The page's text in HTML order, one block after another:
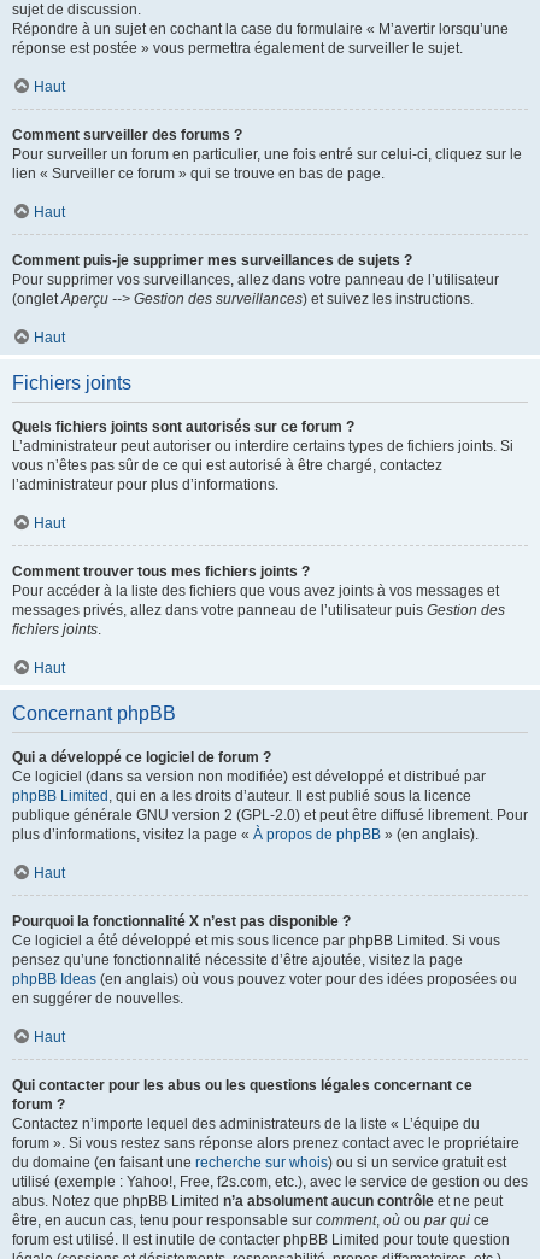
sujet de discussion.
Répondre à un sujet en cochant la case du formulaire « M’avertir lorsqu’une
réponse est postée » vous permettra également de surveiller le sujet.
Haut
Comment surveiller des forums ?
Pour surveiller un forum en particulier, une fois entré sur celui-ci, cliquez sur le
lien « Surveiller ce forum » qui se trouve en bas de page.
Haut
Comment puis-je supprimer mes surveillances de sujets ?
Pour supprimer vos surveillances, allez dans votre panneau de l’utilisateur
(ongletAperçu --> Gestion des surveillances) et suivez les instructions.
Haut
Fichiers joints
Quels fichiers joints sont autorisés sur ce forum ?
L’administrateur peut autoriser ou interdire certains types de fichiers joints. Si
vous n’êtes pas sûr de ce qui est autorisé à être chargé, contactez
l’administrateur pour plus d’informations.
Haut
Comment trouver tous mes fichiers joints ?
Pour accéder à la liste des fichiers que vous avez joints à vos messages et
messages privés, allez dans votre panneau de l’utilisateur puis Gestion des
fichiers joints.
Haut
Concernant phpBB
Qui a développé ce logiciel de forum ?
Ce logiciel (dans sa version non modifiée) est développé et distribué par
phpBB Limited , qui en a les droits d’auteur. Il est publié sous la licence
publique générale GNU version 2 (GPL-2.0) et peut être diffusé librement. Pour
plus d’informations, visitez la page « À propos de phpBB » (en anglais).
Haut
Pourquoi la fonctionnalité X n’est pas disponible ?
Ce logiciel a été développé et mis sous licence par phpBB Limited. Si vous
pensez qu’une fonctionnalité nécessite d’être ajoutée, visitez la page
phpBB Ideas (en anglais) où vous pouvez voter pour des idées proposées ou
en suggérer de nouvelles.
Haut
Qui contacter pour les abus ou les questions légales concernant ce
forum ?
Contactez n’importe lequel des administrateurs de la liste « L’équipe du
forum ». Si vous restez sans réponse alors prenez contact avec le propriétaire
du domaine (en faisant une recherche sur whois) ou si un service gratuit est
utilisé (exemple : Yahoo!, Free, f2s.com, etc.), avec le service de gestion ou des
abus. Notez que phpBB Limited n’a absolument aucun contrôle et ne peut
être, en aucun cas, tenu pour responsable sur comment, où ou par qui ce
forum est utilisé. Il est inutile de contacter phpBB Limited pour toute question